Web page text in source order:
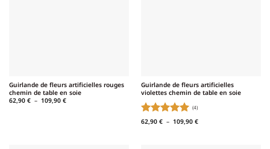
Guirlande de fleurs artificielles rouges
chemin de table en soie
62,90 € – 109,90 €Plage
Guirlande de fleurs artificielles
violettes chemin de table en soie
Note 5sur
(4)
62,90 € – 109,90 €Plage